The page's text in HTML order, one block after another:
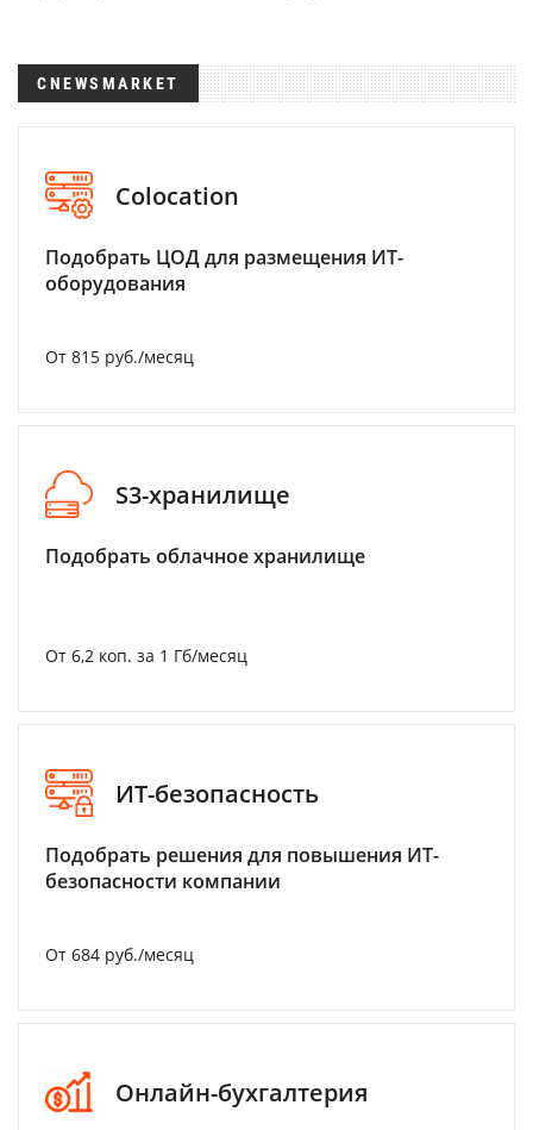
CNEWSMARKET
Colocation
Подобрать ЦОД для размещения ИТ-
оборудования
От 815 руб./месяц
S3-хранилище
Подобрать облачное хранилище
От 6,2 коп. за 1 Гб/месяц
ИТ-безопасность
Подобрать решения для повышения ИТ-
безопасности компании
От 684 руб./месяц
Онлайн-бухгалтерия